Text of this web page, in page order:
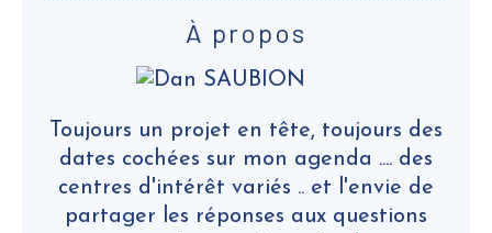
À propos
Toujours un projet en tête, toujours des
dates cochées sur mon agenda .... des
centres d'intérêt variés .. et l'envie de
partager les réponses aux questions